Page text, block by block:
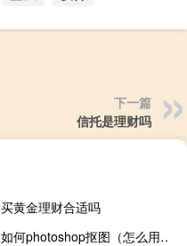
下一篇
信托是理财吗
买黄金理财合适吗
如何photoshop抠图（怎么用photoshop抠图）